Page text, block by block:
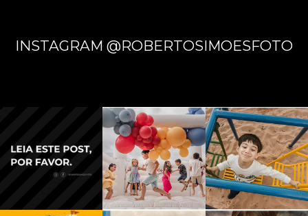
INSTAGRAM @ROBERTOSIMOESFOTO